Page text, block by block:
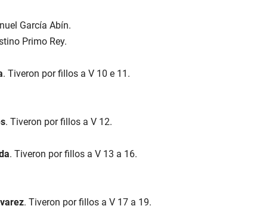
García Abín.
Primo Rey.
. Tiveron por fillos a V 10 e 11.
. Tiveron por fillos a V 12.
. Tiveron por fillos a V 13 a 16.
. Tiveron por fillos a V 17 a 19.